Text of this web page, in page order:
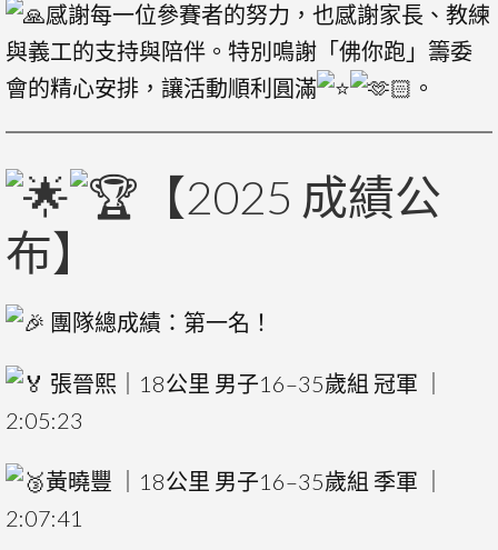
感謝每一位參賽者的努力，也感謝家長、教練
與義工的支持與陪伴。特別鳴謝「佛你跑」籌委
會的精心安排，讓活動順利圓滿
。
【2025 成績公
布】
團隊總成績：第一名！
張晉熙｜18公里 男子16–35歲組 冠軍 ｜
2:05:23
黃曉豐 ｜18公里 男子16–35歲組 季軍 ｜
2:07:41